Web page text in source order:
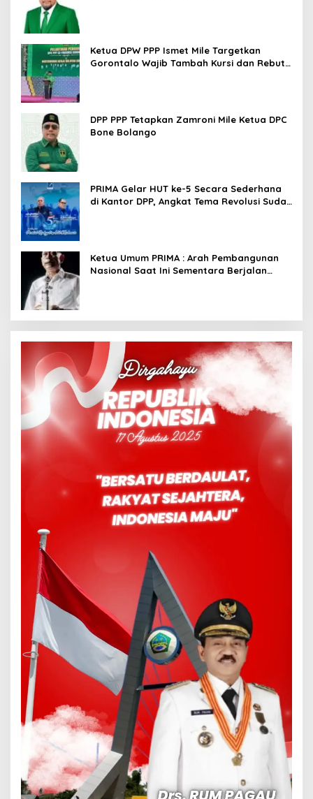
Ketua DPW PPP Ismet Mile Targetkan
Gorontalo Wajib Tambah Kursi dan Rebut
DPP PPP Tetapkan Zamroni Mile Ketua DPC
Bone Bolango
PRIMA Gelar HUT ke-5 Secara Sederhana
di Kantor DPP, Angkat Tema Revolusi Sudah
Ketua Umum PRIMA : Arah Pembangunan
Nasional Saat Ini Sementara Berjalan